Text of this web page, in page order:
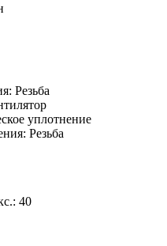
Резьба
уплотнение
Резьба
40